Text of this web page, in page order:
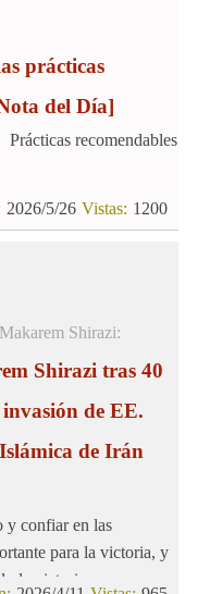
prácticas
del Día]
recomendables
1200
Vistas:
2026/5/26
Shirazi:
Shirazi tras 40
de EE.
de Irán
y confiar en las
para la victoria, y
victorioso.